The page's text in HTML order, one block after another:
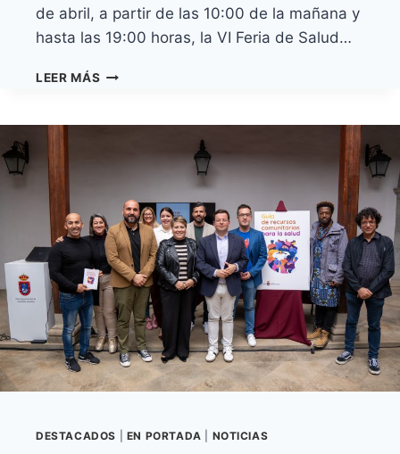
de abril, a partir de las 10:00 de la mañana y
hasta las 19:00 horas, la VI Feria de Salud…
LEER MÁS GRANADILLA
CELEBRA
LA
SALUD
DESTACADOS EN PORTADA NOTICIAS